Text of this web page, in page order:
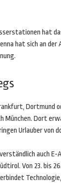
hat
hat sich an
München. Dort
Urlauber
auch
Von 23. bis